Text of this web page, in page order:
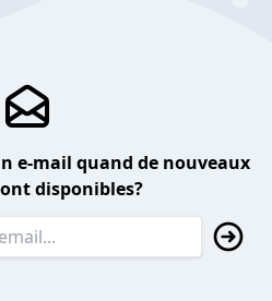
e-mail quand de nouveaux
disponibles?